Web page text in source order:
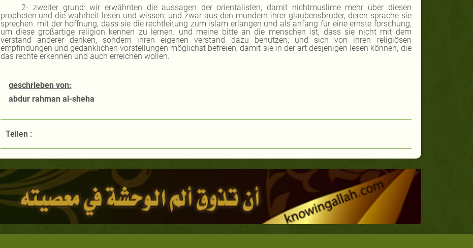
2- zweiter grund: wir erwähnten die aussagen der orientalisten, damit nichtmuslime mehr über diesen
propheten und die wahrheit lesen und wissen; und zwar aus den mündern ihrer glaubensbrüder, deren sprache sie
sprechen. mit der hoffnung, dass sie die rechtleitung zum islam erlangen und als anfang für eine ernste forschung,
um diese großartige religion kennen zu lernen. und meine bitte an die menschen ist, dass sie nicht mit dem
verstand anderer denken, sondern ihren eigenen verstand dazu benutzen; und sich von ihren religiösen
empfindungen und gedanklichen vorstellungen möglichst befreien, damit sie in der art desjenigen lesen können, die
das rechte erkennen und auch erreichen wollen.
geschrieben von:
abdur rahman al-sheha
Teilen :